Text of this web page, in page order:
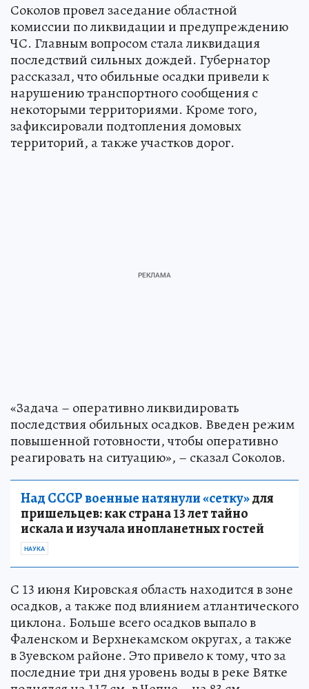
Соколов провел заседание областной
комиссии по ликвидации и предупреждению
ЧС. Главным вопросом стала ликвидация
последствий сильных дождей. Губернатор
рассказал, что обильные осадки привели к
нарушению транспортного сообщения с
некоторыми территориями. Кроме того,
зафиксировали подтопления домовых
территорий, а также участков дорог.
«Задача – оперативно ликвидировать
последствия обильных осадков. Введен режим
повышенной готовности, чтобы оперативно
реагировать на ситуацию», – сказал Соколов.
Над СССР военные натянули «сетку»для
пришельцев: как страна 13 лет тайно
искала и изучала инопланетных гостей
НАУКА
С 13 июня Кировская область находится в зоне
осадков, а также под влиянием атлантического
циклона. Больше всего осадков выпало в
Фаленском и Верхнекамском округах, а также
в Зуевском районе. Это привело к тому, что за
последние три дня уровень воды в реке Вятке